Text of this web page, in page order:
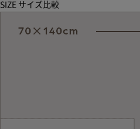
SIZE サイズ比較